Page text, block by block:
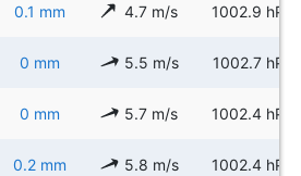
0.1 mm 4.7 m/s 1002.9 hPa
0 mm 5.5 m/s 1002.7 hPa
0 mm 5.7 m/s 1002.4 hPa
0.2 mm 5.8 m/s 1002.4 hPa